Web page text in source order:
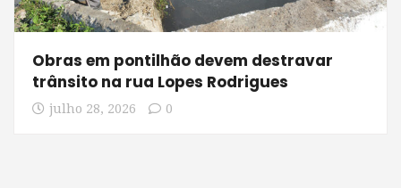
Obras em pontilhão devem destravar
trânsito na rua Lopes Rodrigues
julho 28, 2026 0